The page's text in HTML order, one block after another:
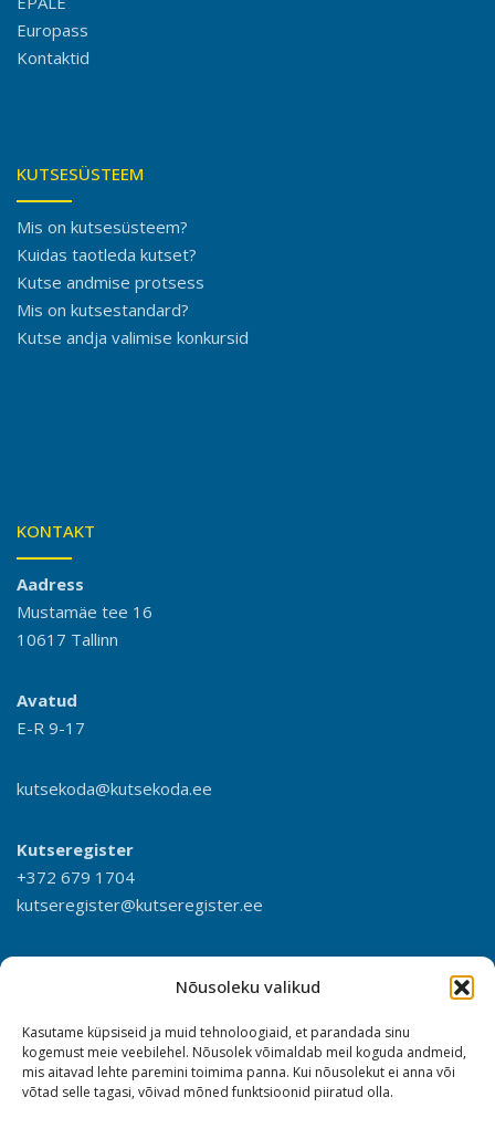
Nõusoleku valikud
Kasutame küpsiseid ja muid tehnoloogiaid, et parandada sinu
kogemust meie veebilehel. Nõusolek võimaldab meil koguda andmeid,
mis aitavad lehte paremini toimima panna. Kui nõusolekut ei anna või
võtad selle tagasi, võivad mõned funktsioonid piiratud olla.
Europass
Kontaktid
KUTSESÜSTEEM
Mis on kutsesüsteem?
Kuidas taotleda kutset?
Kutse andmise protsess
Mis on kutsestandard?
Kutse andja valimise konkursid
KONTAKT
Aadress
Mustamäe tee 16
10617 Tallinn
Avatud
E-R 9-17
kutsekoda@kutsekoda.ee
Kutseregister
+372 679 1704
kutseregister@kutseregister.ee